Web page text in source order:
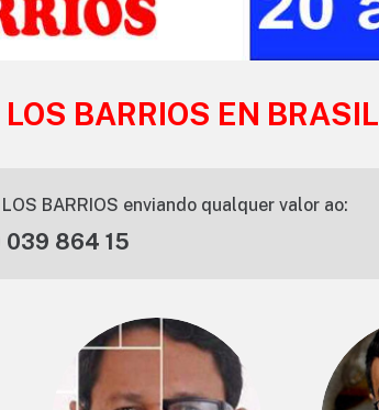
BARRIOS EN BRASIL
BARRIOS enviando qualquer valor ao:
039 864 15